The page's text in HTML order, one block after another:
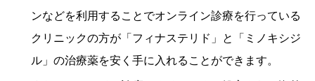
ンなどを利用することでオンライン診療を行っている
クリニックの方が「フィナステリド」と「ミノキシジ
ル」の治療薬を安く手に入れることができます。